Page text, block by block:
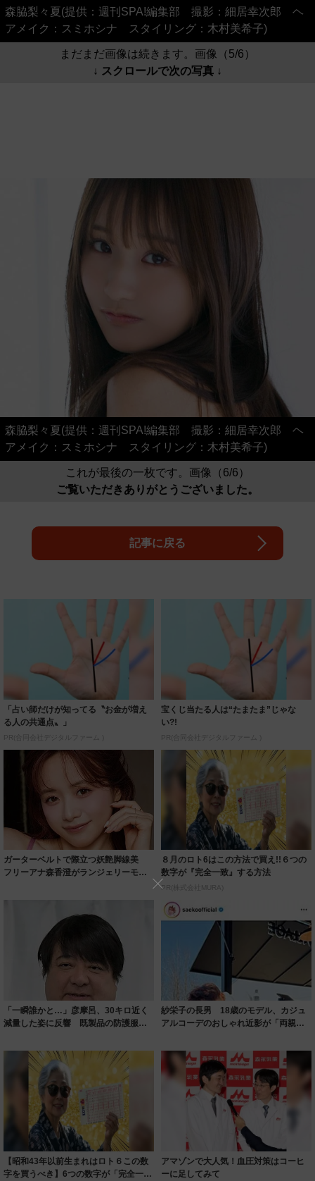
森脇梨々夏(提供：週刊SPA!編集部 撮影：細居幸次郎 ヘ
アメイク：スミホシナ スタイリング：木村美希子)
まだまだ画像は続きます。画像（5/6）
↓ スクロールで次の写真 ↓
森脇梨々夏(提供：週刊SPA!編集部 撮影：細居幸次郎 ヘ
アメイク：スミホシナ スタイリング：木村美希子)
これが最後の一枚です。画像（6/6）
ご覧いただきありがとうございました。
記事に戻る
「占い師だけが知ってる〝お金が増え
る人の共通点〟」
PR(合同会社デジタルファーム )
宝くじ当たる人は“たまたま”じゃな
い?!
PR(合同会社デジタルファーム )
ガーターベルトで際立つ妖艶脚線美
フリーアナ森香澄がランジェリーモデ
８月のロト6はこの方法で買え!!６つの
数字が『完全一致』する方法
PR(株式会社MURA)
「一瞬誰かと…」彦摩呂、30キロ近く
減量した姿に反響 既製品の防護服が
紗栄子の長男 18歳のモデル、カジュ
アルコーデのおしゃれ近影が「両親の
【昭和43年以前生まれはロト６この数
字を買うべき】6つの数字が「完全一
アマゾンで大人気！血圧対策はコーヒ
ーに足してみて